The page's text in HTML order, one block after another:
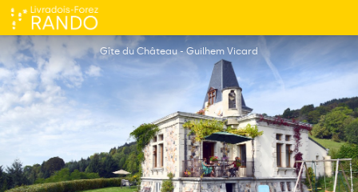
Gîte 6 personnes - Gîte du château
Gîte du Château - Guilhem Vicard